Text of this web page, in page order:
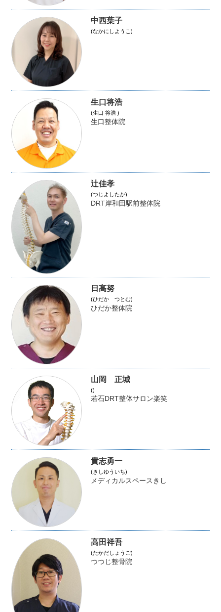
中西葉子
(なかにしようこ)
生口将浩
(生口 将浩 )
生口整体院
辻佳孝
(つじよしたか)
DRT岸和田駅前整体院
日髙努
(ひだか つとむ)
ひだか整体院
山岡 正城
()
若石DRT整体サロン楽笑
貴志勇一
(きしゆういち)
メディカルスペースきし
高田祥吾
(たかだしょうご)
つつじ整骨院